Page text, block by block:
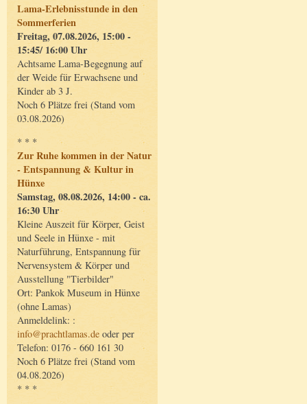
Lama-Erlebnisstunde in den
Sommerferien
Freitag, 07.08.2026, 15:00 -
15:45/ 16:00 Uhr
Achtsame Lama-Begegnung auf
der Weide für Erwachsene und
Kinder ab 3 J.
Noch 6 Plätze frei (Stand vom
03.08.2026)
* * *
Zur Ruhe kommen in der Natur
- Entspannung & Kultur in
Hünxe
Samstag, 08.08.2026, 14:00 - ca.
16:30 Uhr
Kleine Auszeit für Körper, Geist
und Seele in Hünxe - mit
Naturführung, Entspannung für
Nervensystem & Körper und
Ausstellung "Tierbilder"
Ort: Pankok Museum in Hünxe
(ohne Lamas)
Anmeldelink: :
info@prachtlamas.de oder per
Telefon: 0176 - 660 161 30
Noch 6 Plätze frei (Stand vom
04.08.2026)
* * *